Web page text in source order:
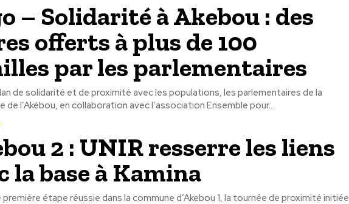
– Solidarité à Akebou : des
offerts à plus de 100
par les parlementaires
de solidarité et de proximité avec les populations, les parlementaires de la
de l’Akébou, en collaboration avec l’association Ensemble pour...
2 : UNIR resserre les liens
la base à Kamina
première étape réussie dans la commune d’Akebou 1, la tournée de proximité initiée